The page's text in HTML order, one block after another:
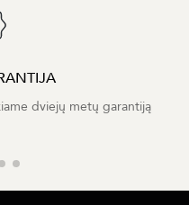
dviejų metų garantiją